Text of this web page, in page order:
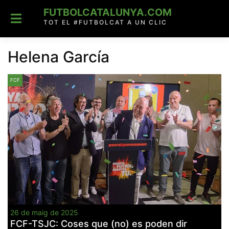
content
FUTBOLCATALUNYA.COM
TOT EL #FUTBOLCAT A UN CLIC
Helena García
FCF
26 de maig de 2025
FCF-TSJC: Coses que (no) es poden dir